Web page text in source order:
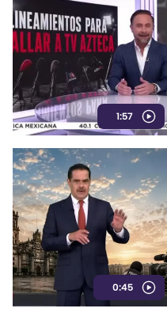
1:57
0:45